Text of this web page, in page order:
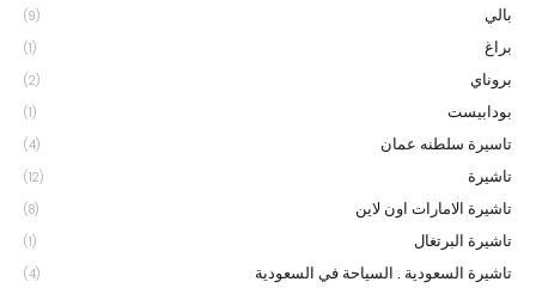
بالي (9)
براغ (1)
بروناي (2)
بودابيست (1)
تاسيرة سلطنه عمان (4)
تاشيرة (12)
تاشيرة الامارات اون لاين (8)
تاشيرة البرتغال (1)
تاشيرة السعودية . السياحة في السعودية (4)